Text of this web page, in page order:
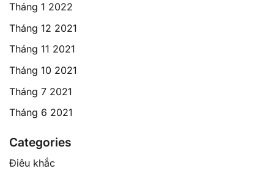
Tháng 1 2022
Tháng 12 2021
Tháng 11 2021
Tháng 10 2021
Tháng 7 2021
Tháng 6 2021
Categories
Điêu khắc